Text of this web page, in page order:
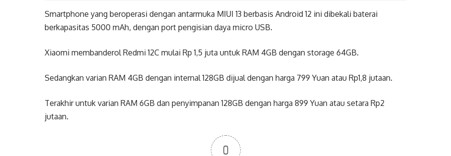
Smartphone yang beroperasi dengan antarmuka MIUI 13 berbasis Android 12 ini dibekali baterai
berkapasitas 5000 mAh, dengan port pengisian daya micro USB.
Xiaomi membanderol Redmi 12C mulai Rp 1,5 juta untuk RAM 4GB dengan storage 64GB.
Sedangkan varian RAM 4GB dengan internal 128GB dijual dengan harga 799 Yuan atau Rp1,8 jutaan.
Terakhir untuk varian RAM 6GB dan penyimpanan 128GB dengan harga 899 Yuan atau setara Rp2
jutaan.
0